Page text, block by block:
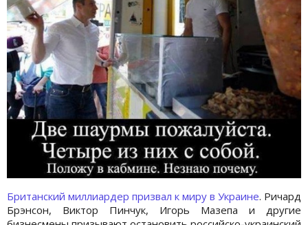
Британский миллиардер призвал к миру в Украине. Ричард
Брэнсон, Виктор Пинчук, Игорь Мазепа и другие